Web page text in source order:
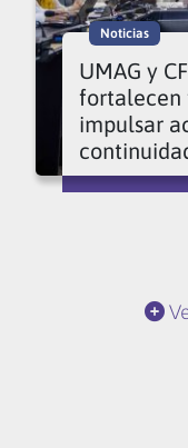
Noticias
UMAG y
fortalecen
impulsar